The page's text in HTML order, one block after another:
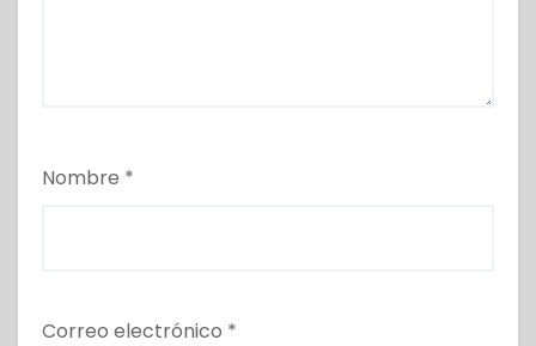
Nombre *
Correo electrónico *